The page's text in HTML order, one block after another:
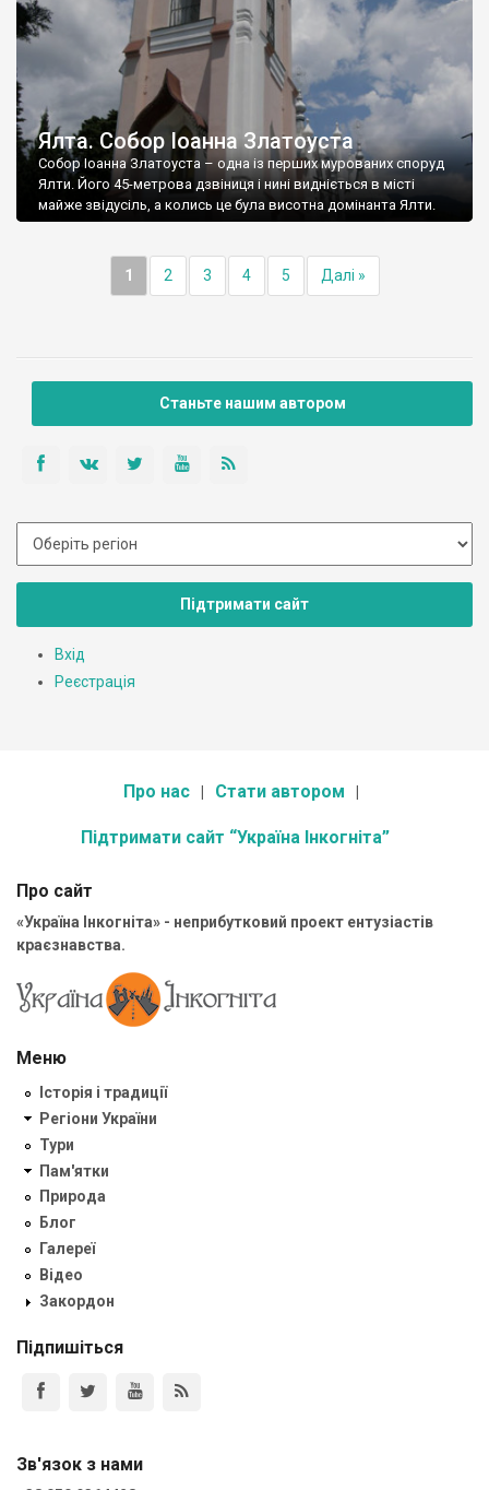
Ялта. Собор Іоанна Златоуста
Собор Іоанна Златоуста – одна із перших мурованих споруд
Ялти. Його 45-метрова дзвіниця і нині видніється в місті
майже звідусіль, а колись це була висотна домінанта Ялти.
1 2 3 4 5 Далі »
Станьте нашим автором
Підтримати сайт
Вхід
Реєстрація
Про нас Стати автором
Підтримати сайт “Україна Інкогніта”
Про сайт
«Україна Інкогніта» - неприбутковий проект ентузіастів
краєзнавства.
Меню
Історія і традиції
Регіони України
Тури
Пам'ятки
Природа
Блог
Галереї
Відео
Закордон
Підпишіться
Зв'язок з нами